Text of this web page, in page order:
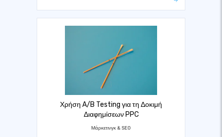
Χρήση A/B Testing για τη Δοκιμή
Διαφημίσεων PPC
Μάρκετινγκ & SEO